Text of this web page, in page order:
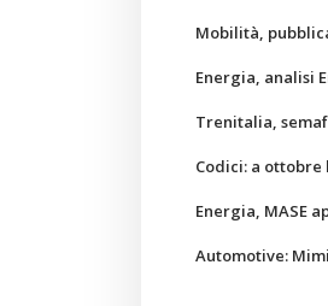
Mobilità,
Energia, analisi
Trenitalia,
Codici: a ottobre
Energia, MASE
Automotive: